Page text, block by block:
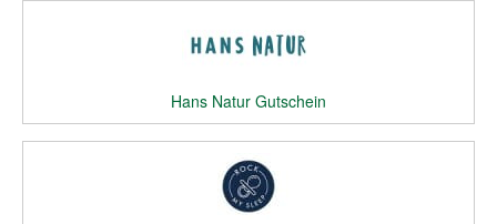
Hans Natur Gutschein